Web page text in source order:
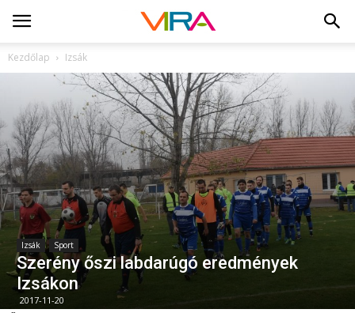
Kezdőlap Izsák
Izsák Sport
Szerény őszi labdarúgó eredmények
Izsákon
2017-11-20